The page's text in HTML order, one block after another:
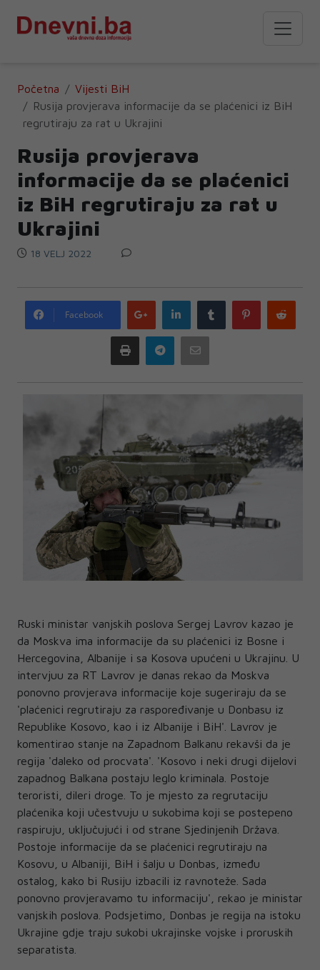
Početna
Vijesti BiH
Rusija provjerava informacije da se plaćenici iz BiH
regrutiraju za rat u Ukrajini
Rusija provjerava
informacije da se plaćenici
iz BiH regrutiraju za rat u
Ukrajini
18 VELJ 2022
Facebook
Google
plus
LinkedIn Tumblr Pinterest
Print Telegram
Ruski ministar vanjskih poslova Sergej Lavrov kazao je
da Moskva ima informacije da su plaćenici iz Bosne i
Hercegovina, Albanije i sa Kosova upućeni u Ukrajinu. U
intervjuu za RT Lavrov je danas rekao da Moskva
ponovno provjerava informacije koje sugeriraju da se
'plaćenici regrutiraju za raspoređivanje u Donbasu iz
Republike Kosovo, kao i iz Albanije i BiH'. Lavrov je
komentirao stanje na Zapadnom Balkanu rekavši da je
regija 'daleko od procvata'. 'Kosovo i neki drugi dijelovi
zapadnog Balkana postaju leglo kriminala. Postoje
teroristi, dileri droge. To je mjesto za regrutaciju
plaćenika koji učestvuju u sukobima koji se postepeno
raspiruju, uključujući i od strane Sjedinjenih Država.
Postoje informacije da se plaćenici regrutiraju na
Kosovu, u Albaniji, BiH i šalju u Donbas, između
ostalog, kako bi Rusiju izbacili iz ravnoteže. Sada
ponovno provjeravamo tu informaciju', rekao je ministar
vanjskih poslova. Podsjetimo, Donbas je regija na istoku
Ukrajine gdje traju sukobi ukrajinske vojske i proruskih
separatista.